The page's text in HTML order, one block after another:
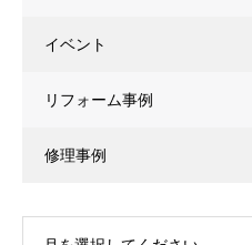
イベント
リフォーム事例
修理事例